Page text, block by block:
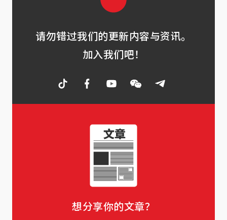
请勿错过我们的更新内容与资讯。
加入我们吧！
想分享你的文章？